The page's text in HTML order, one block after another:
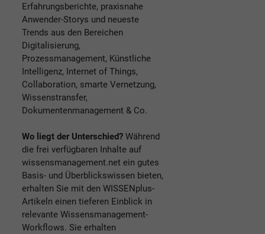
Erfahrungsberichte, praxisnahe
Anwender-Storys und neueste
Trends aus den Bereichen
Digitalisierung,
Prozessmanagement, Künstliche
Intelligenz, Internet of Things,
Collaboration, smarte Vernetzung,
Wissenstransfer,
Dokumentenmanagement & Co.
Wo liegt der Unterschied? Während
die frei verfügbaren Inhalte auf
wissensmanagement.net ein gutes
Basis- und Überblickswissen bieten,
erhalten Sie mit den WISSENplus-
Artikeln einen tieferen Einblick in
relevante Wissensmanagement-
Workflows. Sie erhalten